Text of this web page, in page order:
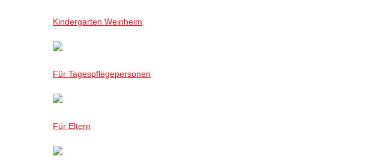
Kindergarten Weinheim
Für Tagespflegepersonen
Für Eltern